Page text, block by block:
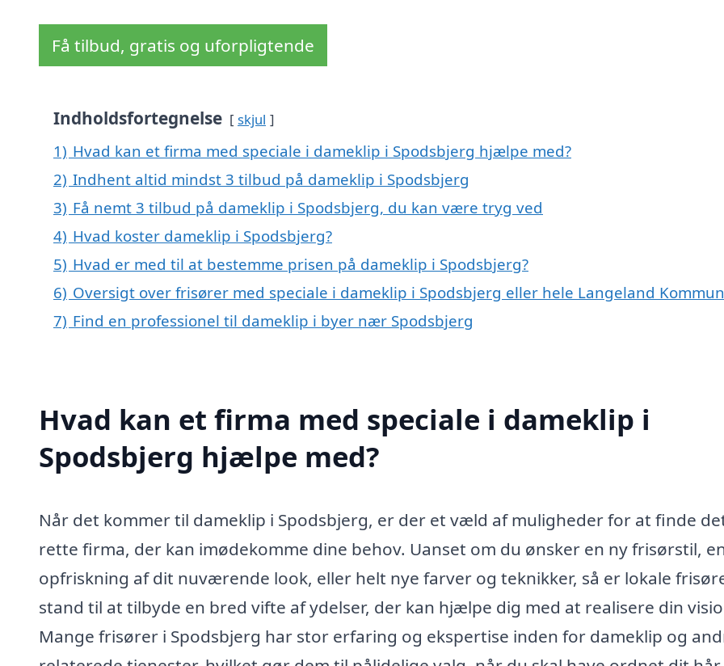
Få tilbud, gratis og uforpligtende
Indholdsfortegnelse skjul
1) Hvad kan et firma med speciale i dameklip i Spodsbjerg hjælpe med?
2) Indhent altid mindst 3 tilbud på dameklip i Spodsbjerg
3) Få nemt 3 tilbud på dameklip i Spodsbjerg, du kan være tryg ved
4) Hvad koster dameklip i Spodsbjerg?
5) Hvad er med til at bestemme prisen på dameklip i Spodsbjerg?
6) Oversigt over frisører med speciale i dameklip i Spodsbjerg eller hele Langeland
7) Find en professionel til dameklip i byer nær Spodsbjerg
Hvad kan et firma med speciale i dameklip i
Spodsbjerg hjælpe med?
Når det kommer til dameklip i Spodsbjerg, er der et væld af muligheder for at finde
rette firma, der kan imødekomme dine behov. Uanset om du ønsker en ny frisørstil,
opfriskning af dit nuværende look, eller helt nye farver og teknikker, så er lokale
stand til at tilbyde en bred vifte af ydelser, der kan hjælpe dig med at realisere din
Mange frisører i Spodsbjerg har stor erfaring og ekspertise inden for dameklip og